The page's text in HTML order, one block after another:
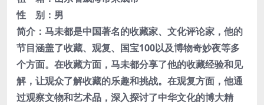
性 别： 男
简介：马未都是中国著名的收藏家、文化评论家，他的
节目涵盖了收藏、观复、国宝100以及博物奇妙夜等多
个方面。在收藏方面，马未都分享了他的收藏经验和见
解，让观众了解收藏的乐趣和挑战。在观复方面，他通
过观察文物和艺术品，深入探讨了中华文化的博大精